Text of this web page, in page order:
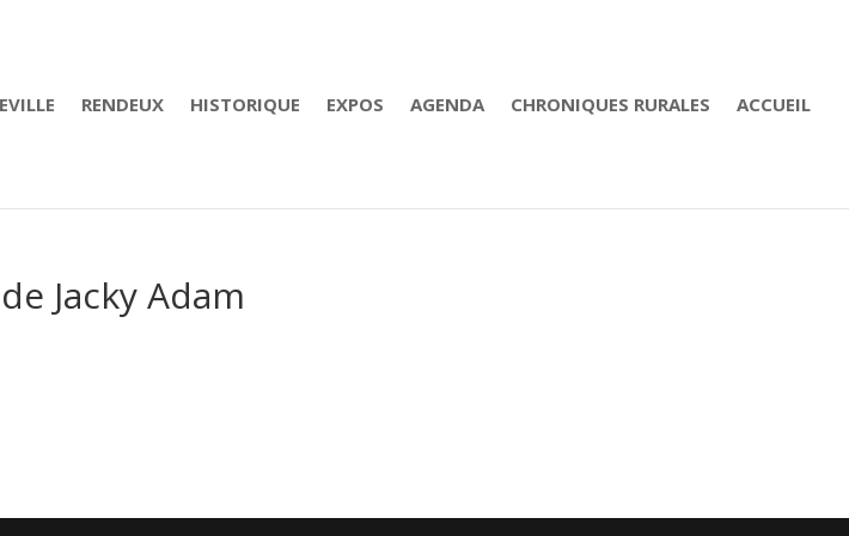
RENDEUX HISTORIQUE EXPOS AGENDA CHRONIQUES RURALES ACCUEIL
Jacky Adam